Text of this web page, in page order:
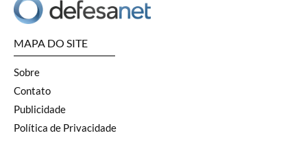
MAPA DO SITE
Sobre
Contato
Publicidade
Política de Privacidade